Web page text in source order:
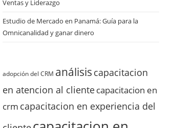
Ventas y Liderazgo
Estudio de Mercado en Panamá: Guía para la
Omnicanalidad y ganar dinero
adopción del CRM análisis capacitacion
en atencion al clientecapacitacion en
crm capacitacion en experiencia del